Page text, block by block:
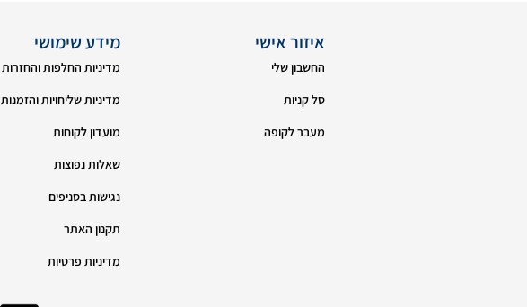
איזור אישי
החשבון שלי
סל קניות
מעבר לקופה
מידע שימושי
מדיניות החלפות והחזרות
מדיניות שליחויות והזמנות
מועדון לקוחות
שאלות נפוצות
נגישות בסניפים
תקנון האתר
מדיניות פרטיות